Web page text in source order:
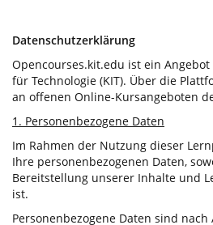
Datenschutzerklärung
Opencourses.kit.edu ist ein
für Technologie (KIT). Über die
an offenen Online-Kursangeboten
1. Personenbezogene Daten
Im Rahmen der Nutzung dieser
Ihre personenbezogenen Daten,
Bereitstellung unserer Inhalte und
ist.
Personenbezogene Daten sind nach